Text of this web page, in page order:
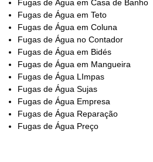
Fugas de Água em Casa de Banho
Fugas de Água em Teto
Fugas de Água em Coluna
Fugas de Água no Contador
Fugas de Água em Bidés
Fugas de Água em Mangueira
Fugas de Água LImpas
Fugas de Água Sujas
Fugas de Água Empresa
Fugas de Água Reparação
Fugas de Água Preço